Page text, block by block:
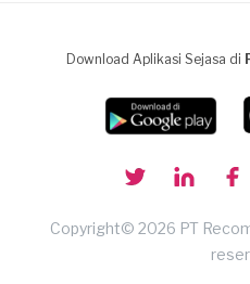
Download Aplikasi Sejasa di
Copyright© 2026 PT